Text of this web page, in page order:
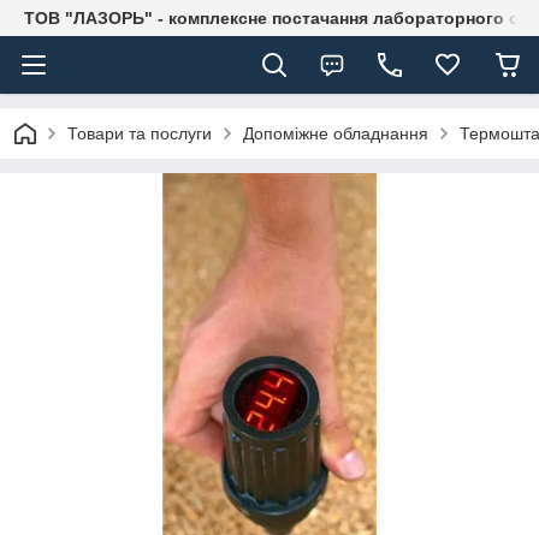
ТОВ "ЛАЗОРЬ" - комплексне постачання лабораторного
Товари та послуги Допоміжне обладнання